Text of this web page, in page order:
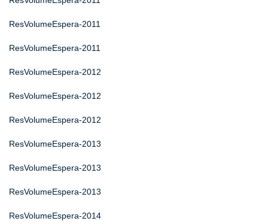
ResVolumeEspera-2011
ResVolumeEspera-2011
ResVolumeEspera-2012
ResVolumeEspera-2012
ResVolumeEspera-2012
ResVolumeEspera-2013
ResVolumeEspera-2013
ResVolumeEspera-2013
ResVolumeEspera-2014